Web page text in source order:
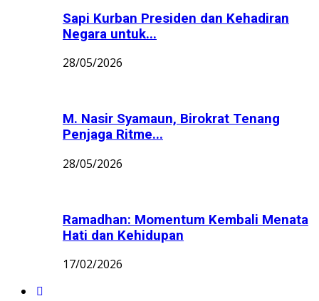
Sapi Kurban Presiden dan Kehadiran
Negara untuk...
28/05/2026
M. Nasir Syamaun, Birokrat Tenang
Penjaga Ritme...
28/05/2026
Ramadhan: Momentum Kembali Menata
Hati dan Kehidupan
17/02/2026